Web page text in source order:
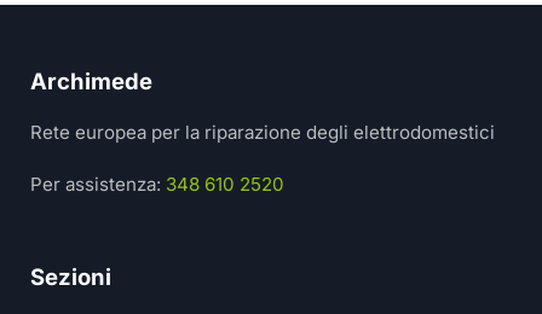
Archimede
Rete europea per la riparazione degli elettrodomestici
Per assistenza: 348 610 2520
Sezioni